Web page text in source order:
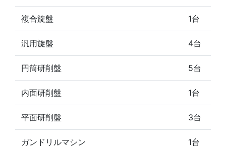
複合旋盤 1台
汎用旋盤 4台
円筒研削盤 5台
内面研削盤 1台
平面研削盤 3台
ガンドリルマシン 1台